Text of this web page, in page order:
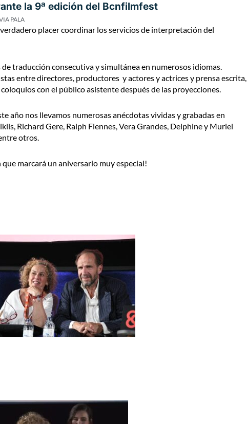
la 9ª edición del Bcnfilmfest
PALA
placer coordinar los servicios de interpretación del
de traducción consecutiva y simultánea en numerosos idiomas.
entre directores, productores y actores y actrices y prensa escrita,
con el público asistente después de las proyecciones.
año nos llevamos numerosas anécdotas vividas y grabadas en
Richard Gere, Ralph Fiennes, Vera Grandes, Delphine y Muriel
otros.
marcará un aniversario muy especial!